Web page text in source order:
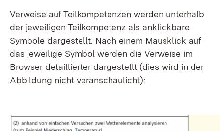
Ver­wei­se auf Teil­kom­pe­ten­zen wer­den un­ter­halb
der je­wei­li­gen Teil­kom­pe­tenz als an­klick­ba­re
Sym­bo­le dar­ge­stellt. Nach ei­nem Maus­klick auf
das je­wei­li­ge Sym­bol wer­den die Ver­wei­se im
Brow­ser de­tail­lier­ter dar­ge­stellt (dies wird in der
Ab­bil­dung nicht ver­an­schau­licht):